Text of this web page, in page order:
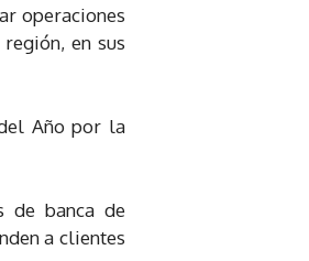
operaciones
en sus
Año por la
de banca de
a clientes